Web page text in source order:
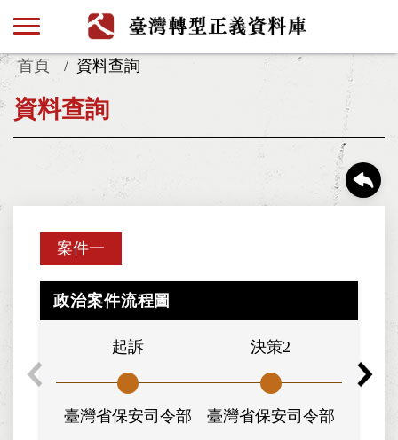
首頁 資料查詢
資料查詢
案件一
政治案件流程圖
起訴
臺灣省保安司令部
決策2
臺灣省保安司令部